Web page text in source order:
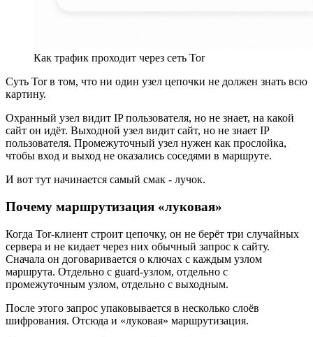
Как трафик проходит через сеть Tor
Суть Tor в том, что ни один узел цепочки не должен знать всю
картину.
Охранный узел видит IP пользователя, но не знает, на какой
сайт он идёт. Выходной узел видит сайт, но не знает IP
пользователя. Промежуточный узел нужен как прослойка,
чтобы вход и выход не оказались соседями в маршруте.
И вот тут начинается самый смак - лучок.
Почему маршрутизация «луковая»
Когда Tor-клиент строит цепочку, он не берёт три случайных
сервера и не кидает через них обычный запрос к сайту.
Сначала он договаривается о ключах с каждым узлом
маршрута. Отдельно с guard-узлом, отдельно с
промежуточным узлом, отдельно с выходным.
После этого запрос упаковывается в несколько слоёв
шифрования. Отсюда и «луковая» маршрутизация.